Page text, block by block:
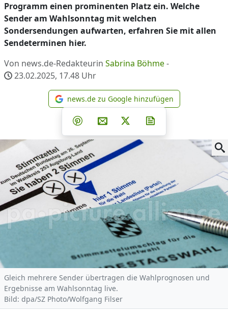
Programm einen prominenten Platz ein. Welche
Sender am Wahlsonntag mit welchen
Sondersendungen aufwarten, erfahren Sie mit allen
Sendeterminen hier.
Von news.de-Redakteurin Sabrina Böhme-
23.02.2025, 17.48 Uhr
news.de zu Google
news.de zu Google hinzufügen
Teilen auf Facebook
Teilen auf Whatsapp
Teilen auf Telegram
Teilen auf Pinterest
Per E-Mail teilen
Post auf X
Gleich mehrere Sender übertragen die Wahlprognosen und
Ergebnisse am Wahlsonntag live.
Bild: dpa/SZ Photo/Wolfgang Filser